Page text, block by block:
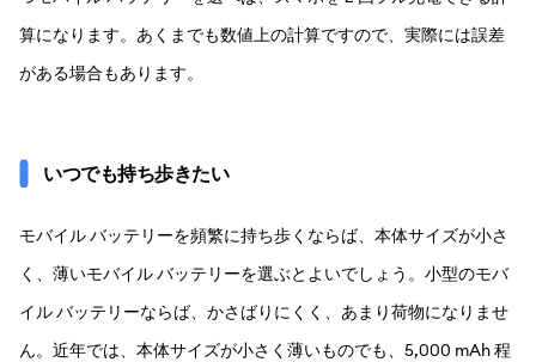
算になります。あくまでも数値上の計算ですので、実際には誤差
がある場合もあります。
いつでも持ち歩きたい
モバイル バッテリーを頻繁に持ち歩くならば、本体サイズが小さ
く、薄いモバイル バッテリーを選ぶとよいでしょう。小型のモバ
イル バッテリーならば、かさばりにくく、あまり荷物になりませ
ん。近年では、本体サイズが小さく薄いものでも、5,000 mAh 程